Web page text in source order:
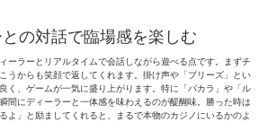
の対話で臨場感を楽しむ
ーラーとリアルタイムで会話しながら遊べる点です。まずチ
うからも笑顔で返してくれます。掛け声や「プリーズ」とい
く、ゲームが一気に盛り上がります。特に「バカラ」や「ル
間にディーラーと一体感を味わえるのが醍醐味。勝った時は
よ」と励ましてくれると、まるで本物のカジノにいるかのよ